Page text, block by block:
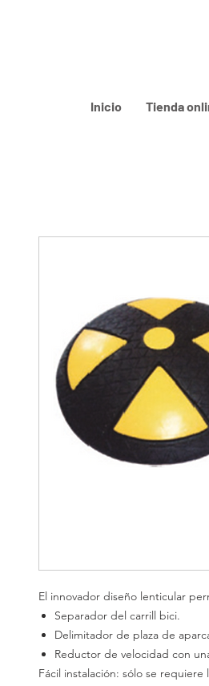
Inicio Tienda
El innovador diseño lenticular
Separador del carrill bici.
Delimitador de plaza de
Reductor de velocidad con
Fácil instalación: sólo se